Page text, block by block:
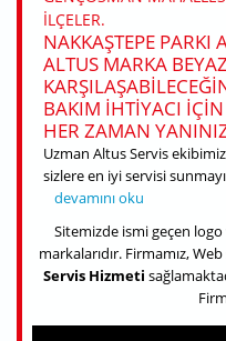
ILÇELER.
NAKKAŞTEPE PARKI
ALTUS MARKA
BAKIM IHTIYACI IÇIN
HER ZAMAN
Uzman Altus Servis
sizlere en iyi servisi
Güngören Nakkaştepe
devamını oku
Sitemizde ismi geçen
markalarıdır. Firmamız,
Servis Hizmeti